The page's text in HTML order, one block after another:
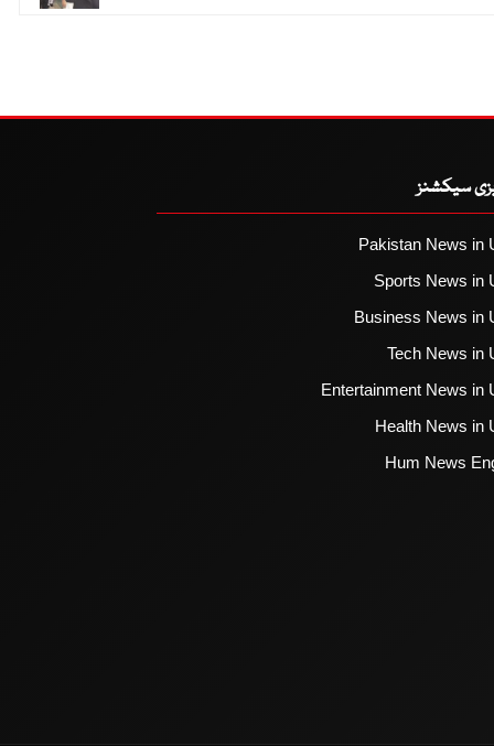
سیکشنز
Pakistan News in
Sports News in
Business News in
Tech News in
Entertainment News in
Health News in
Hum News